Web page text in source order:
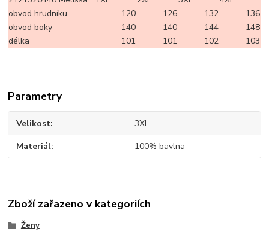
obvod hrudníku
120 126 132
136
obvod boky
140 140 144
148
délka
101 101 102 103
Parametry
Velikost 3XL
Materiál 100% bavlna
Zboží zařazeno v kategoriích
Ženy